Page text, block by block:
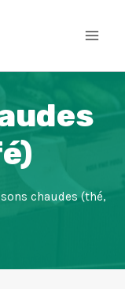
chaudes (thé,